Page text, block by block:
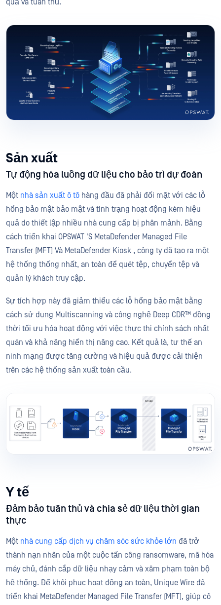
quả và tuân thủ.
Sản xuất
Tự động hóa luồng dữ liệu cho bảo trì dự đoán
Một nhà sản xuất ô tô hàng đầu đã phải đối mặt với các lỗ
hổng bảo mật bảo mật và tình trạng hoạt động kém hiệu
quả do thiết lập nhiều nhà cung cấp bị phân mảnh. Bằng
cách triển khai OPSWAT 'S MetaDefender Managed File
Transfer (MFT) Và MetaDefender Kiosk , công ty đã tạo ra một
hệ thống thống nhất, an toàn để quét tệp, chuyển tệp và
quản lý khách truy cập.
Sự tích hợp này đã giảm thiểu các lỗ hổng bảo mật bằng
cách sử dụng Multiscanning và công nghệ Deep CDR™ đồng
thời tối ưu hóa hoạt động với việc thực thi chính sách nhất
quán và khả năng hiển thị nâng cao. Kết quả là, tư thế an
ninh mạng được tăng cường và hiệu quả được cải thiện
trên các hệ thống sản xuất toàn cầu.
Y tế
Đảm bảo tuân thủ và chia sẻ dữ liệu thời gian
thực
Một nhà cung cấp dịch vụ chăm sóc sức khỏe lớn đã trở
thành nạn nhân của một cuộc tấn công ransomware, mã hóa
máy chủ, đánh cắp dữ liệu nhạy cảm và xâm phạm toàn bộ
hệ thống. Để khôi phục hoạt động an toàn, Unique Wire đã
triển khai MetaDefender Managed File Transfer (MFT), giúp cô